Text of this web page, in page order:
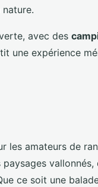
avec des
une expérience
les amateurs de
vallonnés,
ce soit une